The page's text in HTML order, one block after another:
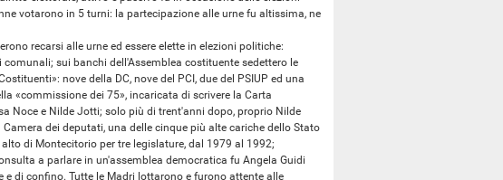
votarono in 5 turni: la partecipazione alle urne fu altissima, ne
recarsi alle urne ed essere elette in elezioni politiche:
sui banchi dell'Assemblea costituente sedettero le
nove della DC, nove del PCI, due del PSIUP ed una
«commissione dei 75», incaricata di scrivere la Carta
Noce e Nilde Jotti; solo più di trent'anni dopo, proprio Nilde
dei deputati, una delle cinque più alte cariche dello Stato
di Montecitorio per tre legislature, dal 1979 al 1992;
a parlare in un'assemblea democratica fu Angela Guidi
di confino. Tutte le Madri lottarono e furono attente alle